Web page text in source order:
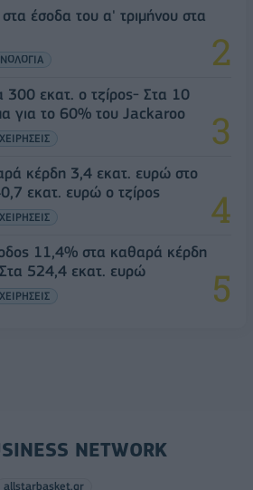
έσοδα του α' τριμήνου στα
300 εκατ. ο τζίρος- Στα 10
για το 60% του Jackaroo
κέρδη 3,4 εκατ. ευρώ στο
εκατ. ευρώ ο τζίρος
11,4% στα καθαρά κέρδη
524,4 εκατ. ευρώ
NETWORK
allstarbasket.gr